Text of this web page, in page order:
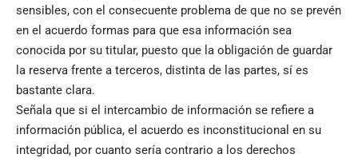
sensibles, con el consecuente problema de que no se prevén
en el acuerdo formas para que esa información sea
conocida por su titular, puesto que la obligación de guardar
la reserva frente a terceros, distinta de las partes, sí es
bastante clara.
Señala que si el intercambio de información se refiere a
información pública, el acuerdo es inconstitucional en su
integridad, por cuanto sería contrario a los derechos